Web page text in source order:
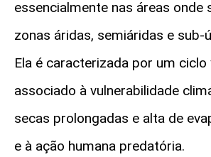
essencialmente nas áreas onde
zonas áridas, semiáridas e sub-
Ela é caracterizada por um ciclo
associado à vulnerabilidade
secas prolongadas e alta de
e à ação humana predatória.